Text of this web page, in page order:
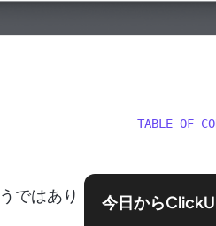
ではあり
TABLE OF
今日から